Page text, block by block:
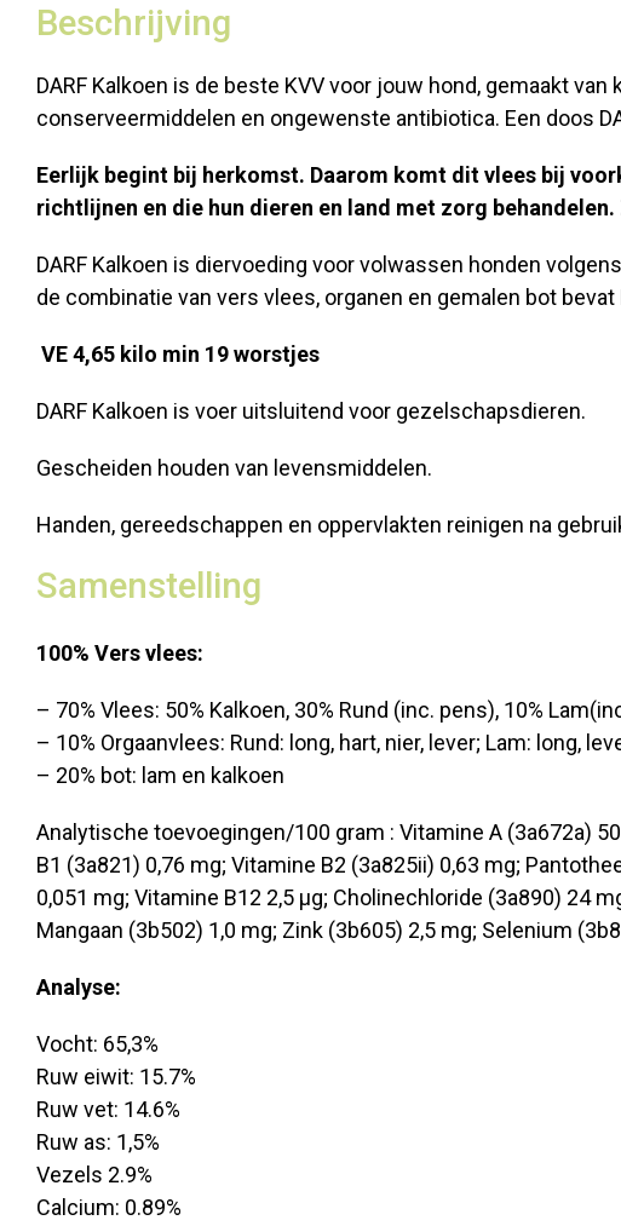
Beschrijving
DARF Kalkoen is de beste KVV voor jouw hond, gemaakt
conserveermiddelen en ongewenste antibiotica. Een doos
Eerlijk begint bij herkomst. Daarom komt dit vlees bij
richtlijnen en die hun dieren en land met zorg
DARF Kalkoen is diervoeding voor volwassen honden
de combinatie van vers vlees, organen en gemalen bot
VE 4,65 kilo min 19 worstjes
DARF Kalkoen is voer uitsluitend voor gezelschapsdieren.
Gescheiden houden van levensmiddelen.
Handen, gereedschappen en oppervlakten reinigen na
Samenstelling
100% Vers vlees:
– 70% Vlees: 50% Kalkoen, 30% Rund (inc. pens), 10%
– 10% Orgaanvlees: Rund: long, hart, nier, lever; Lam: long,
– 20% bot: lam en kalkoen
Analytische toevoegingen/100 gram : Vitamine A (3a672a)
B1 (3a821) 0,76 mg; Vitamine B2 (3a825ii) 0,63 mg;
0,051 mg; Vitamine B12 2,5 µg; Cholinechloride (3a890) 24
Mangaan (3b502) 1,0 mg; Zink (3b605) 2,5 mg; Selenium
Analyse:
Vocht: 65,3%
Ruw eiwit: 15.7%
Ruw vet: 14.6%
Ruw as: 1,5%
Vezels 2.9%
Calcium: 0.89%